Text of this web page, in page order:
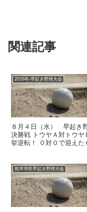
関連記事
2016年-早起き野球大会
８月４日（水） 早起き
決勝戦 トウヤＡ対トウ
挙逆転！ ０対０で迎え
熊本市民早起き野球大会